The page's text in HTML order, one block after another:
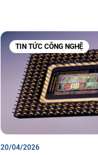
TIN TỨC CÔNG NGHỆ
20/04/2026